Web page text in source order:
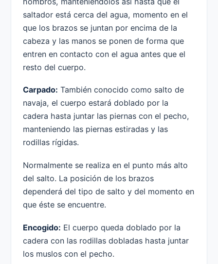
saltador está cerca del agua, momento en el
que los brazos se juntan por encima de la
cabeza y las manos se ponen de forma que
entren en contacto con el agua antes que el
resto del cuerpo.
Carpado: También conocido como salto de
navaja, el cuerpo estará doblado por la
cadera hasta juntar las piernas con el pecho,
manteniendo las piernas estiradas y las
rodillas rígidas.
Normalmente se realiza en el punto más alto
del salto. La posición de los brazos
dependerá del tipo de salto y del momento en
que éste se encuentre.
Encogido: El cuerpo queda doblado por la
cadera con las rodillas dobladas hasta juntar
los muslos con el pecho.